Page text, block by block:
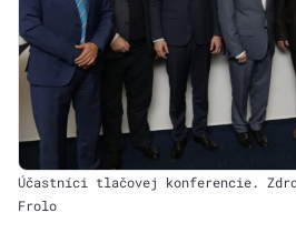
Účastníci tlačovej konferencie.
Frolo